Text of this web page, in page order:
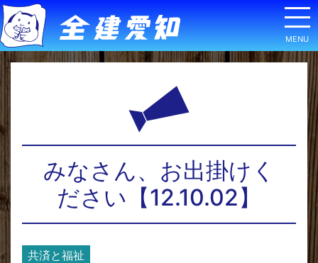
みなさん、お出掛けく
ださい【12.10.02】
共済と福祉